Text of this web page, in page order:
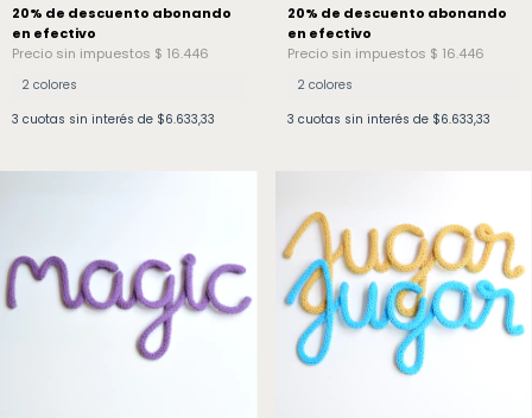
2 colores
3 cuotas sin interés de $6.633,33
2 colores
3 cuotas sin interés de $6.633,33